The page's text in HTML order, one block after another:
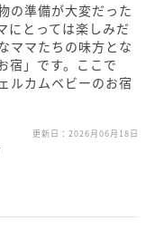
の準備が大変だった
にとっては楽しみだ
ママたちの味方とな
宿」です。ここで
ルカムベビーのお宿
更新日： 2026月06月18日